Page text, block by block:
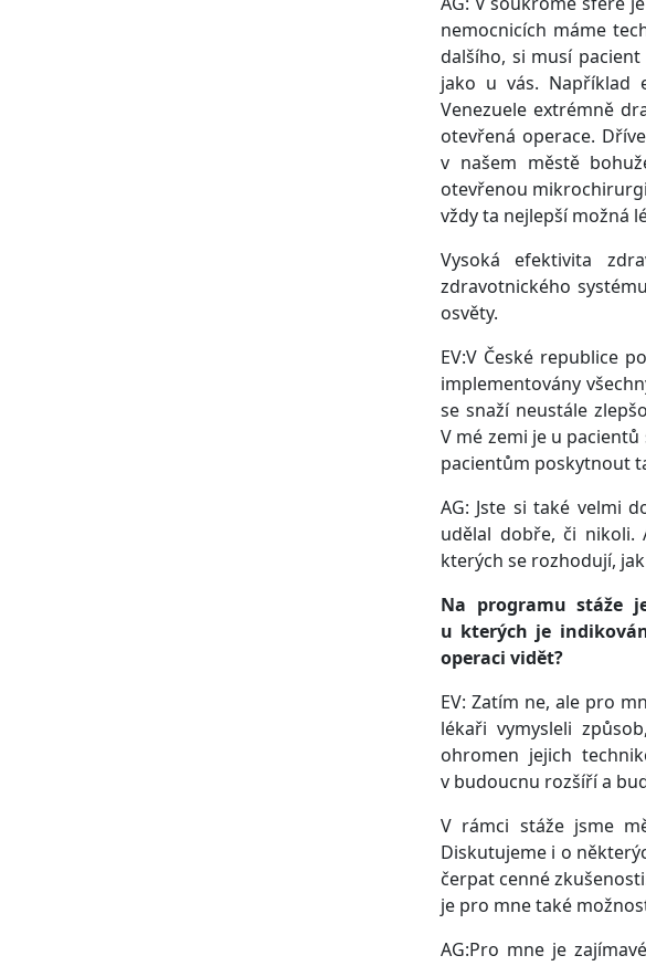
nemocnicích máme
dalšího, si musí
jako u vás. Například
Venezuele extrémně
otevřená operace.
v našem městě
otevřenou
vždy ta nejlepší možná
Vysoká efektivita
zdravotnického
osvěty.
EV:V České republice
implementovány
se snaží neustále
V mé zemi je u
pacientům poskytnout
AG: Jste si také velmi
udělal dobře, či nikoli.
kterých se rozhodují,
Na programu stáže
u kterých je
operaci vidět?
EV: Zatím ne, ale pro
lékaři vymysleli
ohromen jejich
v budoucnu rozšíří a
V rámci stáže jsme
Diskutujeme i o
čerpat cenné
je pro mne také
AG:Pro mne je